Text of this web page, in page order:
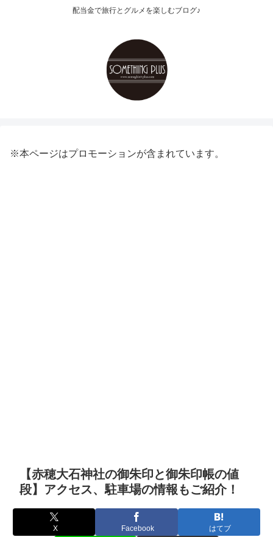
配当金で旅行とグルメを楽しむブログ♪
※本ページはプロモーションが含まれています。
【赤穂大石神社の御朱印と御朱印帳の値
段】アクセス、駐車場の情報もご紹介！
X Facebook はてブ